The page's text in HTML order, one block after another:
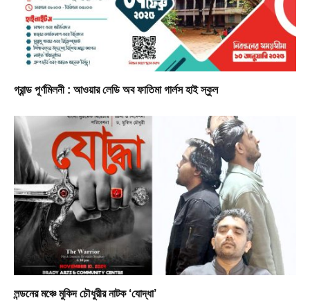
গ্রান্ড পূর্ণমিলনী : আওয়ার লেডি অব ফাতিমা গার্লস হাই স্কুল
লন্ডনের মঞ্চে মুকিদ চৌধুরীর নাটক ‘যোদ্ধা’